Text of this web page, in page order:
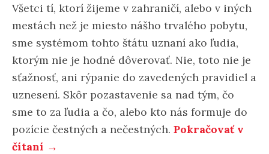
Všetci tí, ktorí žijeme v zahraničí, alebo v iných
mestách než je miesto nášho trvalého pobytu,
sme systémom tohto štátu uznaní ako ľudia,
ktorým nie je hodné dôverovať. Nie, toto nie je
sťažnosť, ani rýpanie do zavedených pravidiel a
uznesení. Skôr pozastavenie sa nad tým, čo
sme to za ľudia a čo, alebo kto nás formuje do
pozície čestných a nečestných. Pokračovať v
čítaní →